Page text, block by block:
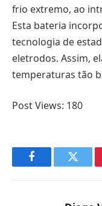
frio extremo, ao
Esta bateria
tecnologia de
eletrodos. Assim,
temperaturas tão
Post Views: 180
Facebook